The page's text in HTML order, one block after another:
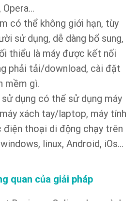
có thể không giới hạn, tùy
sử dụng, dễ dàng bổ sung,
thiểu là máy được kết nối
phải tải/download, cài đặt
mềm gì.
dụng có thể sử dụng máy
xách tay/laptop, máy tính
thoại di động chạy trên
linux, Android, iOs…
quan của giải pháp